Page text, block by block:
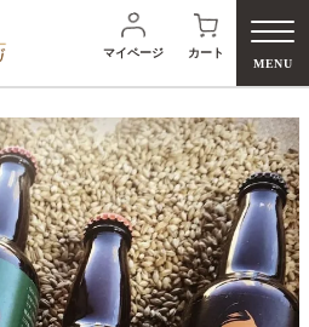
マイページ
カート
MENU
検